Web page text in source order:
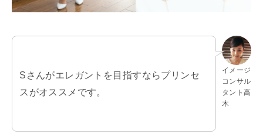
イメージ
コンサル
タント高
木
Sさんがエレガントを目指すならプリンセ
スがオススメです。